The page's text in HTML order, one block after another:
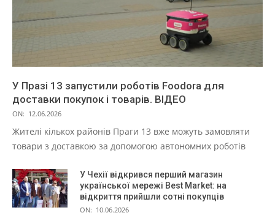
У Празі 13 запустили роботів Foodora для
доставки покупок і товарів. ВІДЕО
ON: 12.06.2026
Жителі кількох районів Праги 13 вже можуть замовляти
товари з доставкою за допомогою автономних роботів
У Чехії відкрився перший магазин
української мережі Best Market: на
відкриття прийшли сотні покупців
ON: 10.06.2026